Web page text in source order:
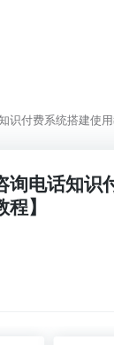
付费系统搭建使用
询电话知识
】